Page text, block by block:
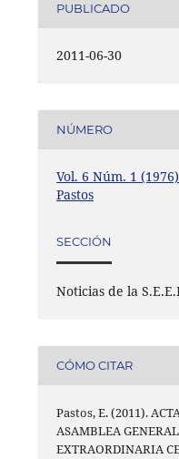
PUBLICADO
2011-06-30
NÚMERO
Vol. 6 Núm. 1
Pastos
SECCIÓN
Noticias de la
CÓMO CITAR
Pastos, E. (2011).
ASAMBLEA GENERAL
EXTRAORDINARIA